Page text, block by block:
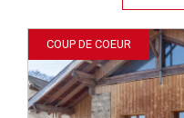
COUP DE COEUR